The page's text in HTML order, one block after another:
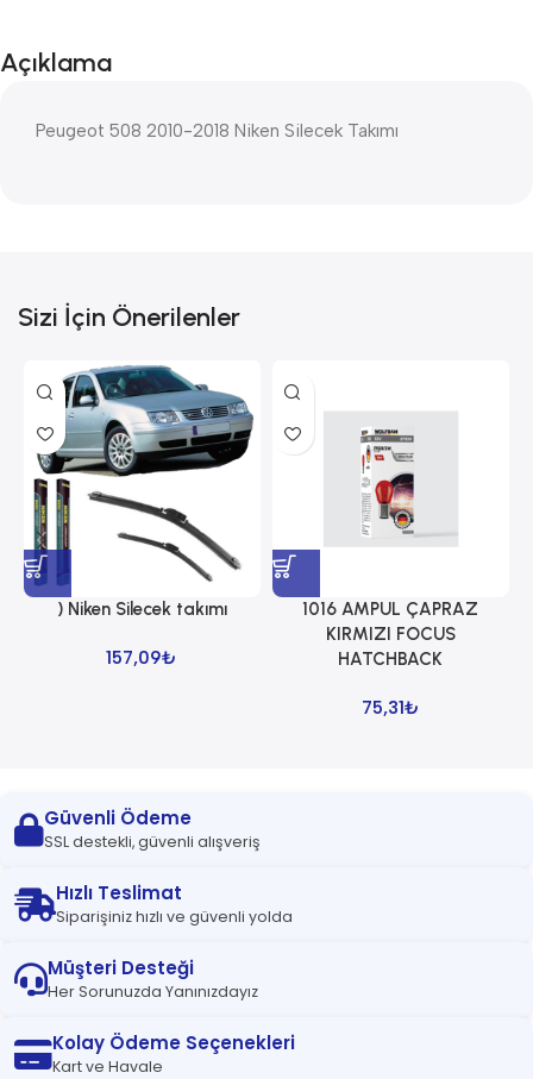
Açıklama
Peugeot 508 2010-2018 Niken Silecek Takımı
Sizi İçin Önerilenler
) Niken Silecek takımı
157,09₺
1016 AMPUL ÇAPRAZ
KIRMIZI FOCUS
HATCHBACK
75,31₺
Güvenli Ödeme
SSL destekli, güvenli alışveriş
Hızlı Teslimat
Siparişiniz hızlı ve güvenli yolda
Müşteri Desteği
Her Sorunuzda Yanınızdayız
Kolay Ödeme Seçenekleri
Kart ve Havale